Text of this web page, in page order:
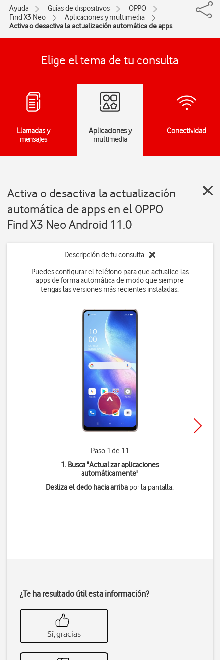
Ayuda Guías de dispositivos
OPPO
Find X3 Neo
Aplicaciones y multimedia
Activa o desactiva la actualización automática de apps
Elige el tema de tu consulta
Llamadas y
mensajes
Aplicaciones y
multimedia
Conectividad
Activa o desactiva la actualización
automática de apps en el OPPO
Find X3 Neo Android 11.0
Descripción de tu consulta
Puedes configurar el teléfono para que actualice las
apps de forma automática de modo que siempre
tengas las versiones más recientes instaladas.
Paso 1 de 11
1. Busca "Actualizar aplicaciones
automáticamente"
Desliza el dedo hacia arriba por la pantalla.
¿Te ha resultado útil esta información?
Sí, gracias